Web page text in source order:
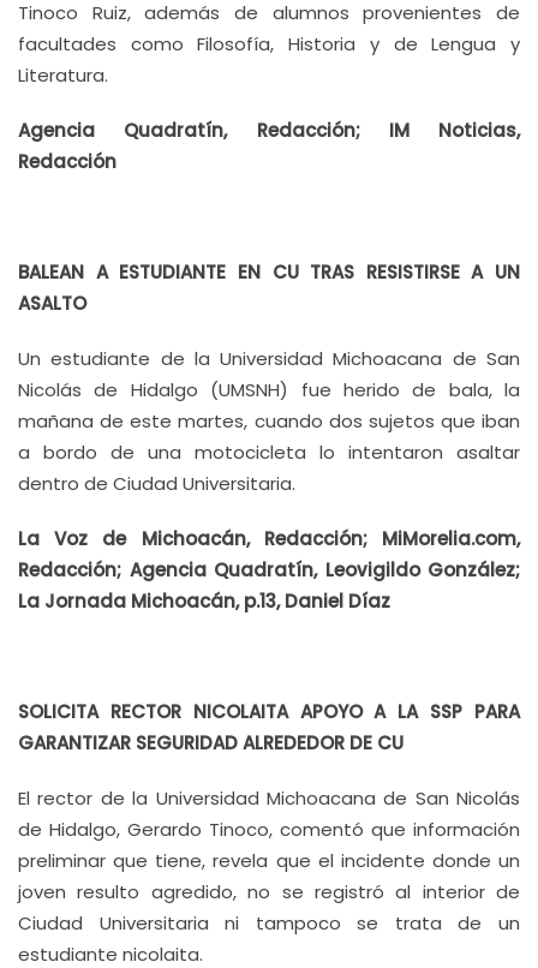
Tinoco Ruiz, además de alumnos provenientes de
facultades como Filosofía, Historia y de Lengua y
Literatura.
Agencia Quadratín, Redacción; IM Noticias,
Redacción
BALEAN A ESTUDIANTE EN CU TRAS RESISTIRSE A UN
ASALTO
Un estudiante de la Universidad Michoacana de San
Nicolás de Hidalgo (UMSNH) fue herido de bala, la
mañana de este martes, cuando dos sujetos que iban
a bordo de una motocicleta lo intentaron asaltar
dentro de Ciudad Universitaria.
La Voz de Michoacán, Redacción; MiMorelia.com,
Redacción; Agencia Quadratín, Leovigildo González;
La Jornada Michoacán, p.13, Daniel Díaz
SOLICITA RECTOR NICOLAITA APOYO A LA SSP PARA
GARANTIZAR SEGURIDAD ALREDEDOR DE CU
El rector de la Universidad Michoacana de San Nicolás
de Hidalgo, Gerardo Tinoco, comentó que información
preliminar que tiene, revela que el incidente donde un
joven resulto agredido, no se registró al interior de
Ciudad Universitaria ni tampoco se trata de un
estudiante nicolaita.